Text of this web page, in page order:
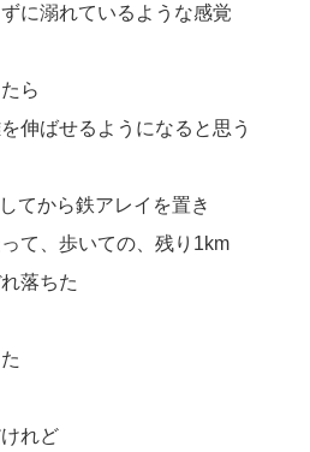
に溺れているような感覚
ら
伸ばせるようになると思う
てから鉄アレイを置き
て、歩いての、残り1km
落ちた
れど